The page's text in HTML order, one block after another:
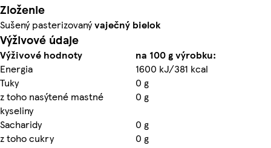
Zloženie
Sušený pasterizovanývaječný bielok
Výživové údaje
Výživové hodnoty
na 100 g výrobku:
Energia
1600 kJ/381 kcal
Tuky
0 g
z toho nasýtené mastné
kyseliny
0 g
Sacharidy
0 g
z toho cukry
0 g